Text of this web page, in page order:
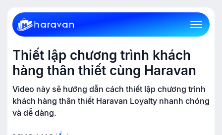
Thiết lập chương trình khách
hàng thân thiết cùng Haravan
Video này sẽ hướng dẫn cách thiết lập chương trình
khách hàng thân thiết Haravan Loyalty nhanh chóng
và dễ dàng.